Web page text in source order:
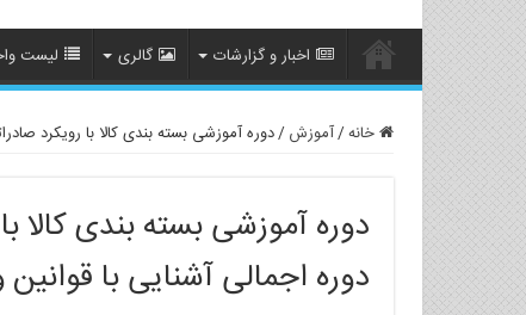
اخبار و گزارشات گالری لیست
خانه/آموزش/دوره آموزشی بسته بندی کالا با رویکرد
دوره آموزشی بسته بندی کالا
دوره اجمالی آشنایی با